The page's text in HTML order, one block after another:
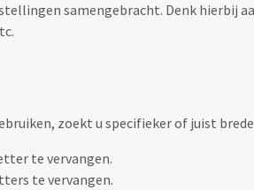
samengebracht. Denk hierbij
zoekt u specifieker of juist
te vervangen.
te vervangen.